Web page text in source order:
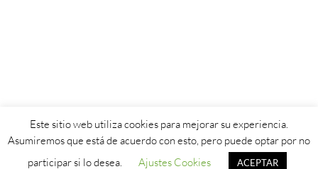
Política de Privacidad - Política de Cookies
© 2019 - 2026 The Belle Music. Design byLinketer
Este sitio web utiliza cookies para mejorar su experiencia.
Asumiremos que está de acuerdo con esto, pero puede optar por no
participar si lo desea.
Ajustes Cookies ACEPTAR